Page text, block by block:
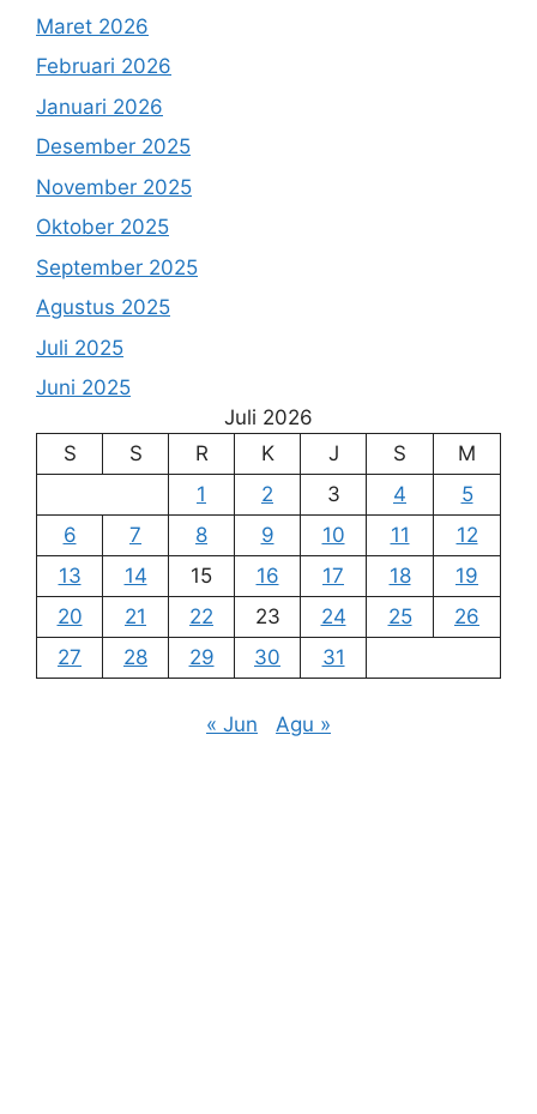
Maret 2026
Februari 2026
Januari 2026
Desember 2025
November 2025
Oktober 2025
September 2025
Agustus 2025
Juli 2025
Juni 2025
Juli 2026
S
S R K J S
M
1
2 3 4
5
6
7 8 9 10 11
12
13
14 15 16 17 18
19
20
21 22 23 24 25
26
27
28 29 30 31
« Jun Agu »